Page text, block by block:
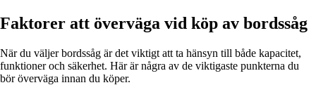
Faktorer att överväga vid köp av bordssåg
När du väljer bordssåg är det viktigt att ta hänsyn till både kapacitet,
funktioner och säkerhet. Här är några av de viktigaste punkterna du
bör överväga innan du köper.